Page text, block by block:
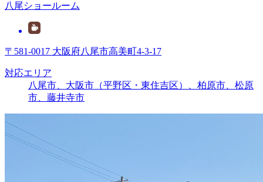
八尾ショールーム
〒581-0017 大阪府八尾市高美町4-3-17
対応エリア
八尾市、大阪市（平野区・東住吉区）、柏原市、松原
市、藤井寺市